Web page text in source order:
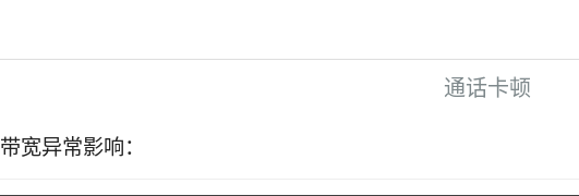
通话卡顿
宽异常影响：